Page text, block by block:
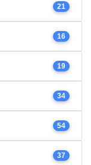
21
16
19
34
54
37